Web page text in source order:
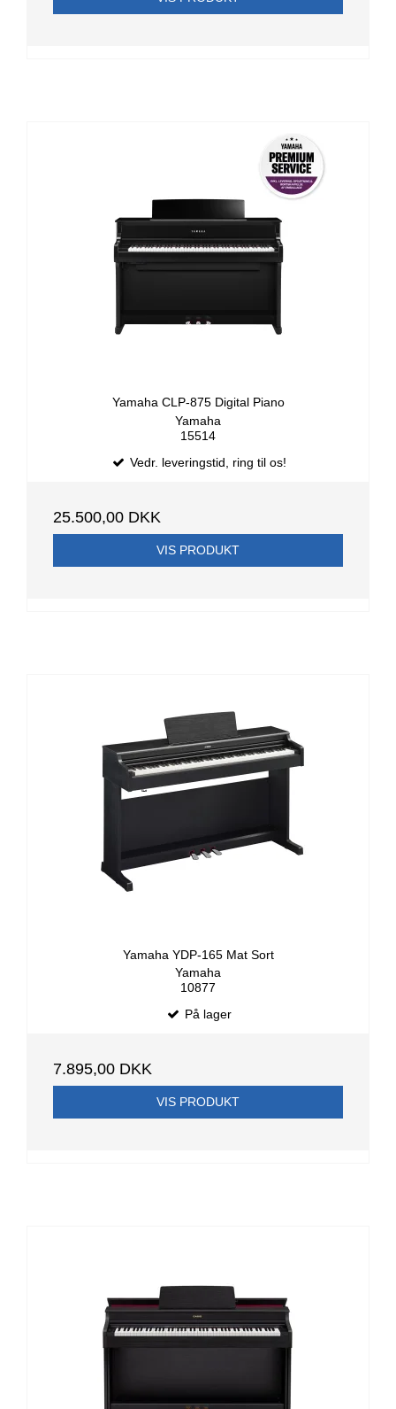
Yamaha CLP-875 Digital Piano
Yamaha
15514
Vedr. leveringstid, ring til os!
25.500,00 DKK
VIS PRODUKT
Yamaha YDP-165 Mat Sort
Yamaha
10877
På lager
7.895,00 DKK
VIS PRODUKT